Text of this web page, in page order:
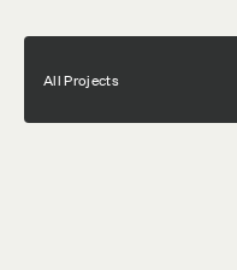
All Projects